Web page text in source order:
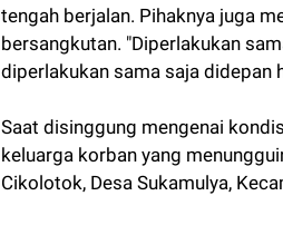
tengah berjalan. Pihaknya juga
bersangkutan. "Diperlakukan
diperlakukan sama saja didepan
Saat disinggung mengenai
keluarga korban yang
Cikolotok, Desa Sukamulya,